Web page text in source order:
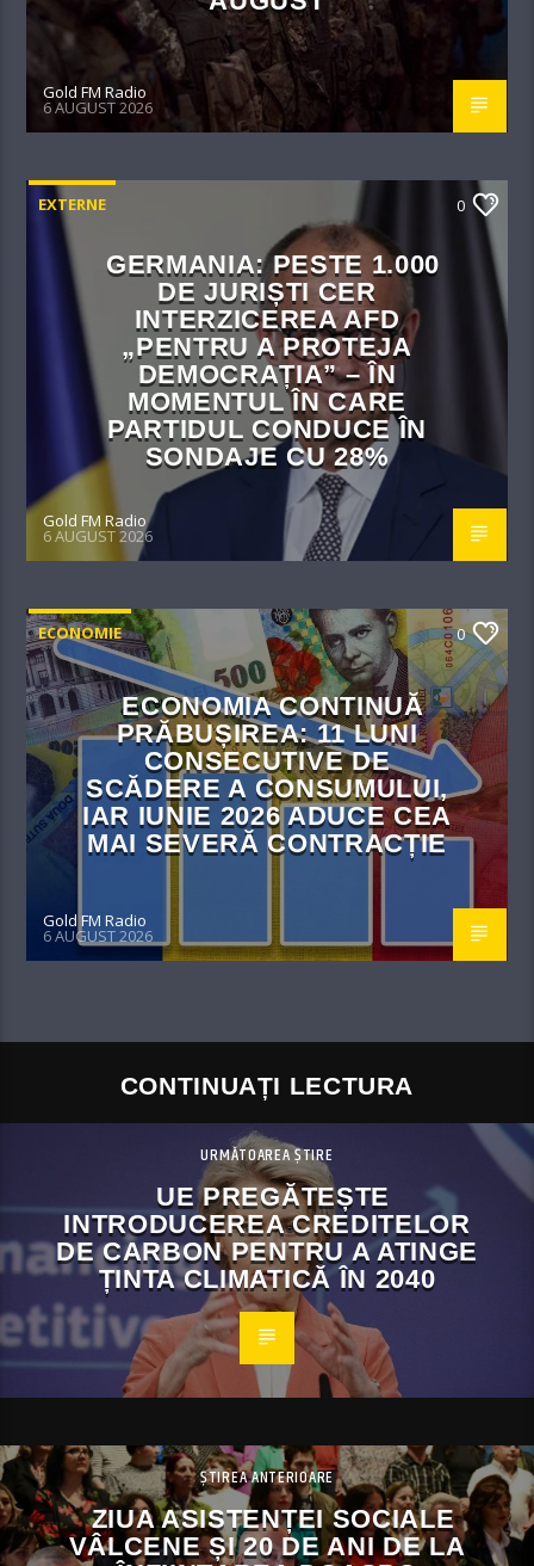
Gold FM Radio
6 AUGUST 2026
EXTERNE 0
GERMANIA: PESTE 1.000
DE JURIȘTI CER
INTERZICEREA AFD
„PENTRU A PROTEJA
DEMOCRAȚIA” – ÎN
MOMENTUL ÎN CARE
PARTIDUL CONDUCE ÎN
SONDAJE CU 28%
Gold FM Radio
6 AUGUST 2026
ECONOMIE 0
ECONOMIA CONTINUĂ
PRĂBUȘIREA: 11 LUNI
CONSECUTIVE DE
SCĂDERE A CONSUMULUI,
IAR IUNIE 2026 ADUCE CEA
MAI SEVERĂ CONTRACȚIE
Gold FM Radio
6 AUGUST 2026
CONTINUAȚI LECTURA
URMĂTOAREA ȘTIRE
UE PREGĂTEȘTE
INTRODUCEREA CREDITELOR
DE CARBON PENTRU A ATINGE
ȚINTA CLIMATICĂ ÎN 2040
ȘTIREA ANTERIOARE
ZIUA ASISTENȚEI SOCIALE
VÂLCENE ȘI 20 DE ANI DE LA